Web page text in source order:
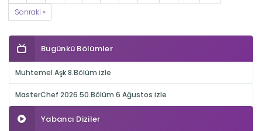
Sonraki »
Bugünkü Bölümler
Muhtemel Aşk 8.Bölüm izle
MasterChef 2026 50.Bölüm 6 Ağustos izle
Yabancı Diziler